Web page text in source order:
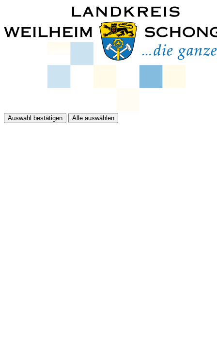
Auswahl bestätigen Alle auswählen